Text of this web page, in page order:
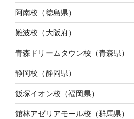
阿南校（徳島県）
難波校（大阪府）
青森ドリームタウン校（青森県）
静岡校（静岡県）
飯塚イオン校（福岡県）
館林アゼリアモール校（群馬県）